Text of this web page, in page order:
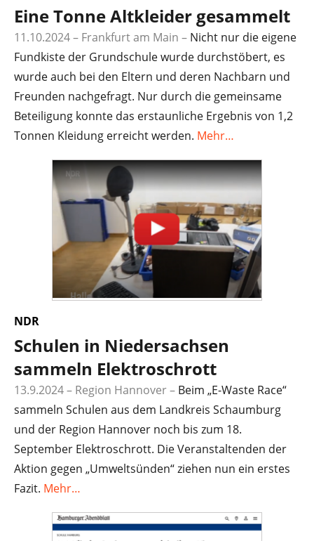
Eine Tonne Altkleider gesammelt
11.10.2024 – Frankfurt am Main – Nicht nur die eigene
Fundkiste der Grundschule wurde durchstöbert, es
wurde auch bei den Eltern und deren Nachbarn und
Freunden nachgefragt. Nur durch die gemeinsame
Beteiligung konnte das erstaunliche Ergebnis von 1,2
Tonnen Kleidung erreicht werden. Mehr…
NDR
Schulen in Niedersachsen
sammeln Elektroschrott
13.9.2024 – Region Hannover– Beim „E-Waste Race“
sammeln Schulen aus dem Landkreis Schaumburg
und der Region Hannover noch bis zum 18.
September Elektroschrott. Die Veranstaltenden der
Aktion gegen „Umweltsünden“ ziehen nun ein erstes
Fazit. Mehr…